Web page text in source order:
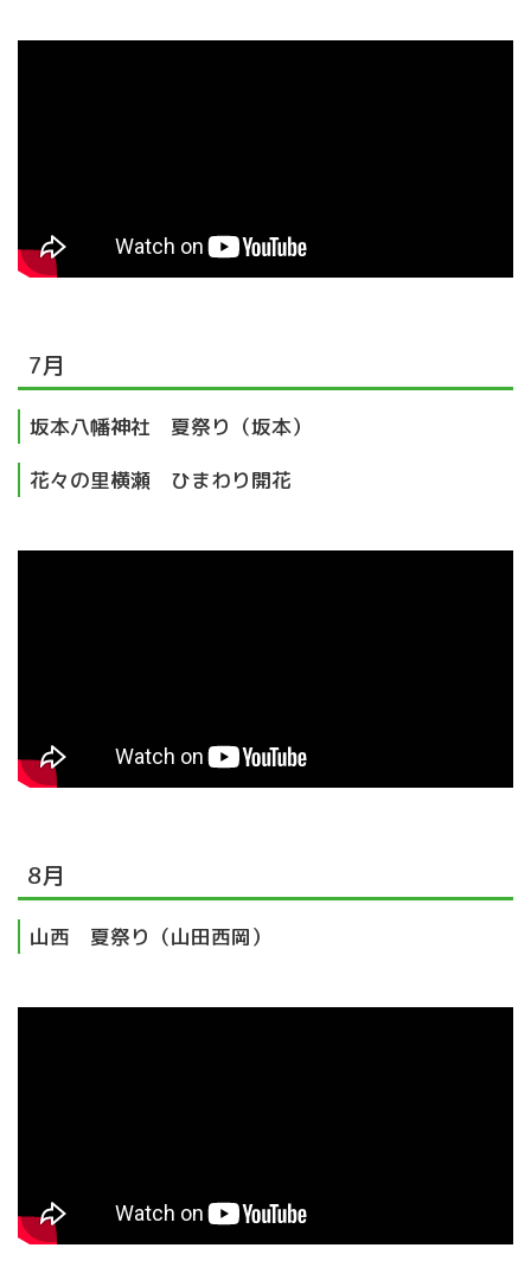
7月
坂本八幡神社 夏祭り（坂本）
花々の里横瀬 ひまわり開花
8月
山西 夏祭り（山田西岡）